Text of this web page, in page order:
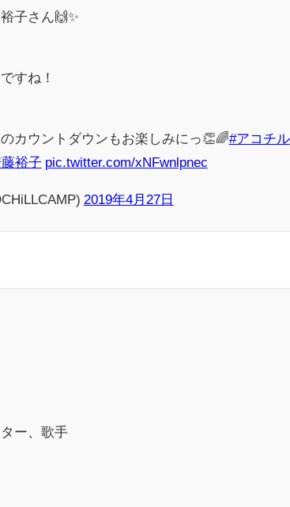
子さん🙌✨
すね！
カウントダウンもお楽しみにっ👏🌈#アコチル
裕子 pic.twitter.com/xNFwnlpnec
2019年4月27日
ー、歌手